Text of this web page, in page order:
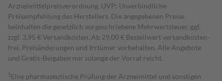
Arzneimittelpreisverordnung. UVP: Unverbindliche
Preisempfehlung des Herstellers. Die angegebenen Preise
beinhalten die gesetzlich vorgeschriebene Mehrwertsteuer, ggf.
zzgl. 3,95 € Versandkosten. Ab 29,00 € Bestell­wert versand­kosten­
frei. Preisänderungen und Irrtümer vorbehalten. Alle Angebote
und Gratis-Beigaben nur solange der Vorrat reicht.
1 Eine pharmazeutische Prüfung der Arzneimittel und sonstigen